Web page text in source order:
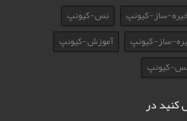
ساز-کیونپ
نس-کیونپ
ساز-کیونپ
آموزش-کیونپ
کیونپ
کنید در